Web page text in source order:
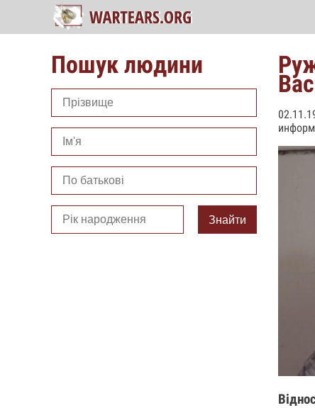
Пошук людини
Знайти